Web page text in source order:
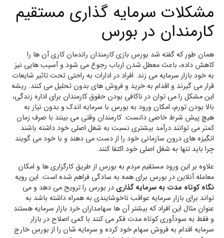
مشکلات سرمایه گذاری مستقیم
کارمندان در بورس
همان طور که گفته شد بورس بازی کارمندان راندمان کاری آن ها را
کاهش داده، باعث معطل شدن ارباب رجوع می شود و آسیب هایی نیز
به خود بازار سرمایه می زند. افراد در ادارات به راحتی تحت تاثیر شایعات
قرار می گیرند و اقدام به خرید و فروش های بدون تحلیل می کنند. ریشه
این مشکل را می توان در ناکافی بودن حقوق کارمندان برای اداره زندگی،
بالا بودن تورم، امکان ورود به بورس با سرمایه اندک و بدون نیاز به
هیچ پیش شرط خاصی دانست. کارمندان وقتی می بینند با صرف زمان
کمتر می توانند درآمد بیشتری نسبت به شغل اصلی خود داشته باشند
انگیزه های درون سازمانی خود را از دست می دهند و با خود می گویند
چرا باید تنها به شغل اصلی خود اکتفا کنند.
علاوه بر این ورود مستقیم مردم به بورس از طریق کارگزاری ها و امکان
معامله آنلاین در بورس برای همه به سادگی فراهم شده است. این رویه
نگاه کوتاه مدت به سرمایه گذاری در بورس را ترویج می دهد و می
تواند برای بازار سرمایه عواقب ناخوشایندی به همراه داشته باشد به
عنوان مثال این افراد که بیشتر آن ها سهامداران خرد بازار سرمایه هستند
و فقط به سودآوری کوتاه مدت فکر می کنند با کمی اصلاح در بازار
سرمایه اقدام به فروش سهام خود کرده و سرمایه شان را از بورس خارج